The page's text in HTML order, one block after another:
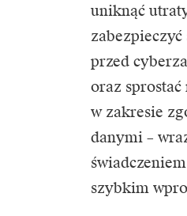
uniknąć
zabezpieczyć
przed
oraz
w zakresie
danymi –
szybkim